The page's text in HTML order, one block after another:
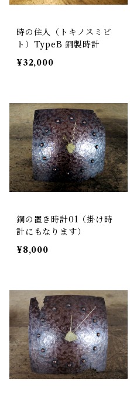
時の住人（トキノスミビ
ト）TypeB 銅製時計
¥32,000
銅の置き時計01（掛け時
計にもなります）
¥8,000